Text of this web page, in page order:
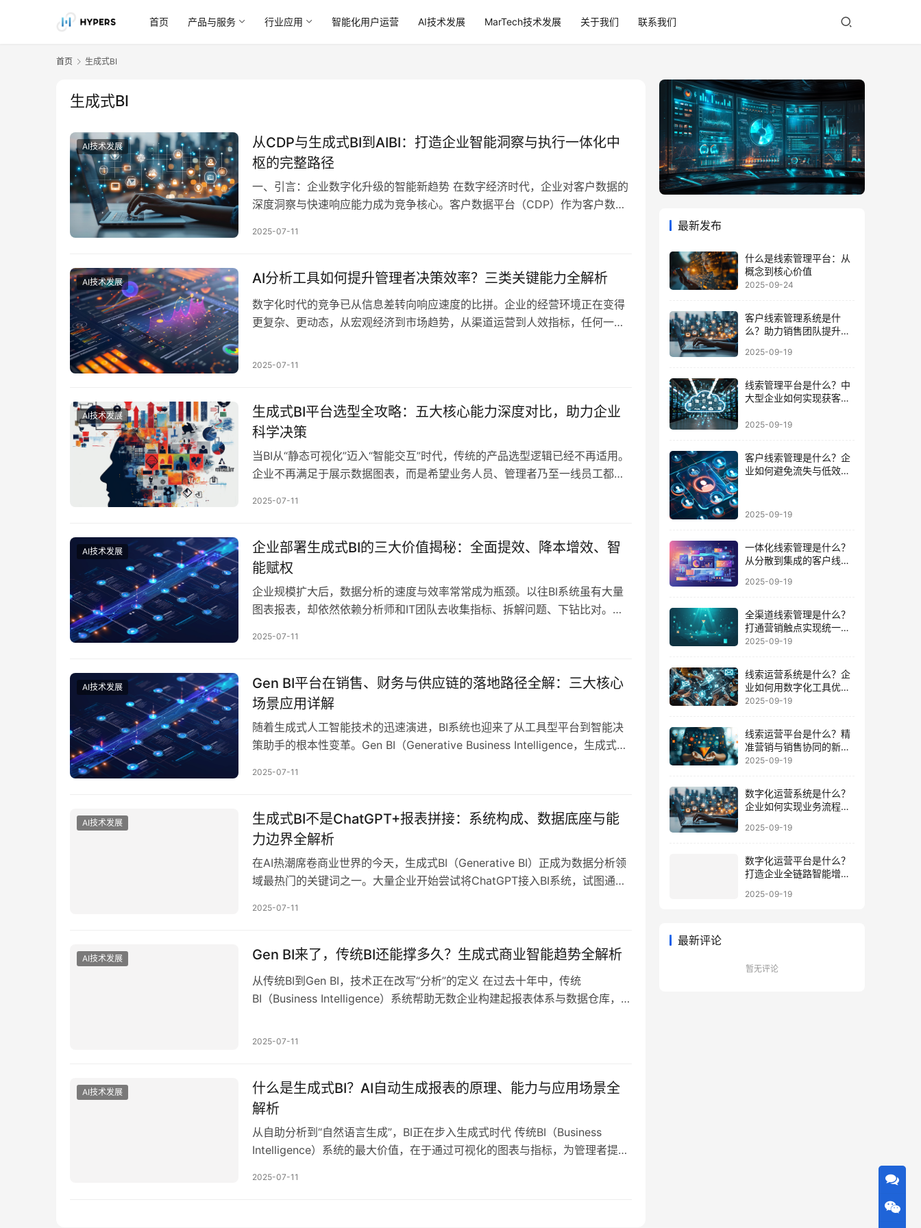
首页 产品与服务 行业应用 智能化用户运营 AI技术发展 MarTech技术发展 关于我们 联系我们
首页 生成式BI
生成式BI
AI技术发展
从CDP与生成式BI到AIBI：打造企业智能洞察与执行一体化中
枢的完整路径
一、引言：企业数字化升级的智能新趋势 在数字经济时代，企业对客户数据的
深度洞察与快速响应能力成为竞争核心。客户数据平台（CDP）作为客户数据
2025-07-11
AI技术发展 AI分析工具如何提升管理者决策效率？三类关键能力全解析
数字化时代的竞争已从信息差转向响应速度的比拼。企业的经营环境正在变得
更复杂、更动态，从宏观经济到市场趋势，从渠道运营到人效指标，任何一个
2025-07-11
AI技术发展
生成式BI平台选型全攻略：五大核心能力深度对比，助力企业
科学决策
当BI从“静态可视化”迈入“智能交互”时代，传统的产品选型逻辑已经不再适用。
企业不再满足于展示数据图表，而是希望业务人员、管理者乃至一线员工都能
而，市…
2025-07-11
AI技术发展
企业部署生成式BI的三大价值揭秘：全面提效、降本增效、智
能赋权
企业规模扩大后，数据分析的速度与效率常常成为瓶颈。以往BI系统虽有大量
图表报表，却依然依赖分析师和IT团队去收集指标、拆解问题、下钻比对。而
2025-07-11
AI技术发展
Gen BI平台在销售、财务与供应链的落地路径全解：三大核心
场景应用详解
随着生成式人工智能技术的迅速演进，BI系统也迎来了从工具型平台到智能决
策助手的根本性变革。Gen BI（Generative Business Intelligence，生成式商
2025-07-11
AI技术发展
生成式BI不是ChatGPT+报表拼接：系统构成、数据底座与能
力边界全解析
在AI热潮席卷商业世界的今天，生成式BI（Generative BI）正成为数据分析领
域最热门的关键词之一。大量企业开始尝试将ChatGPT接入BI系统，试图通过
2025-07-11
AI技术发展 Gen BI来了，传统BI还能撑多久？生成式商业智能趋势全解析
从传统BI到Gen BI，技术正在改写“分析”的定义 在过去十年中，传统
BI（Business Intelligence）系统帮助无数企业构建起报表体系与数据仓库，实
2025-07-11
AI技术发展
什么是生成式BI？AI自动生成报表的原理、能力与应用场景全
解析
从自助分析到“自然语言生成”，BI正在步入生成式时代 传统BI（Business
Intelligence）系统的最大价值，在于通过可视化的图表与指标，为管理者提供
2025-07-11
最新发布
什么是线索管理平台：从
概念到核心价值
2025-09-24
客户线索管理系统是什
么？助力销售团队提升成
2025-09-19
线索管理平台是什么？中
大型企业如何实现获客到
2025-09-19
客户线索管理是什么？企
业如何避免流失与低效跟
2025-09-19
一体化线索管理是什么？
从分散到集成的客户线索
2025-09-19
全渠道线索管理是什么？
打通营销触点实现统一数
据运营的路径
2025-09-19
线索运营系统是什么？企
业如何用数字化工具优化
客户全周期
2025-09-19
线索运营平台是什么？精
准营销与销售协同的新增
长引擎
2025-09-19
数字化运营系统是什么？
企业如何实现业务流程与
2025-09-19
数字化运营平台是什么？
打造企业全链路智能增长
2025-09-19
最新评论
暂无评论